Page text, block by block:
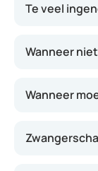
Te veel
Wanneer
Wanneer